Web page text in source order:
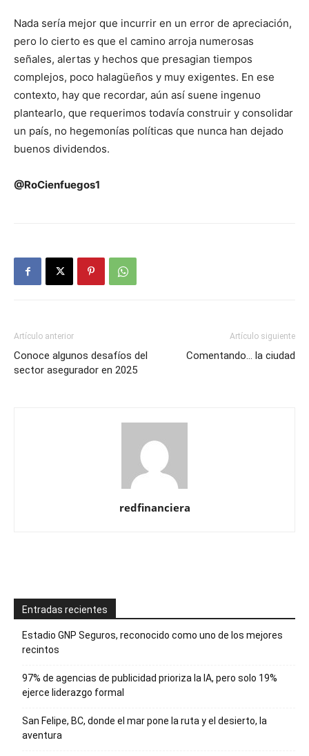
Nada sería mejor que incurrir en un error de apreciación,
pero lo cierto es que el camino arroja numerosas
señales, alertas y hechos que presagian tiempos
complejos, poco halagüeños y muy exigentes. En ese
contexto, hay que recordar, aún así suene ingenuo
plantearlo, que requerimos todavía construir y consolidar
un país, no hegemonías políticas que nunca han dejado
buenos dividendos.
@RoCienfuegos1
Artículo anterior
Conoce algunos desafíos del
sector asegurador en 2025
Artículo siguiente
Comentando… la ciudad
redfinanciera
Entradas recientes
Estadio GNP Seguros, reconocido como uno de los mejores
recintos
97% de agencias de publicidad prioriza la IA, pero solo 19%
ejerce liderazgo formal
San Felipe, BC, donde el mar pone la ruta y el desierto, la
aventura